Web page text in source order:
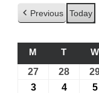
Previous Today
M ПОНЕДІЛОК
T W
27 27.07.2026
28
303.08.2026
4 5